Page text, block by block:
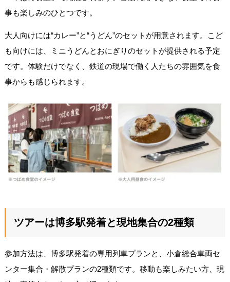
事も楽しみのひとつです。
大人向けには“カレー”と“うどん”のセットが用意されます。こど
も向けには、ミニうどんとおにぎりのセットが提供される予定
です。体験だけでなく、鉄道の現場で働く人たちの雰囲気を食
事からも感じられます。
ツアーは博多駅発着と現地集合の2種類
参加方法は、博多駅発着の専用列車プランと、小倉総合車両セ
ンター集合・解散プランの2種類です。移動も楽しみたい方、現